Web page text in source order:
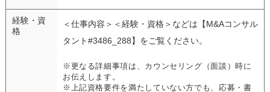
経験・資
格
＜仕事内容＞＜経験・資格＞などは【M&Aコンサル
タント#3486_288】をご覧ください。
※更なる詳細事項は、カウンセリング（面談）時に
お伝えします。
※上記資格要件を満たしていない方でも、応募・書